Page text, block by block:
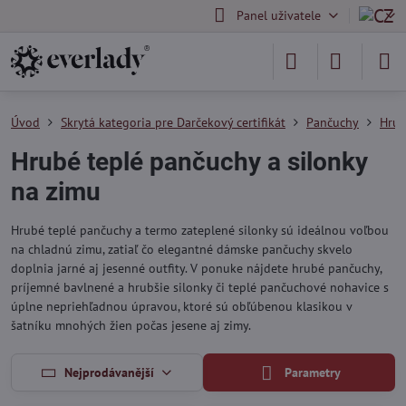
Panel uživatele
Úvod Skrytá kategoria pre Darčekový certifikát Pančuchy
Hrubé teplé pančuchy a silonky
na zimu
Hrubé teplé pančuchy a termo zateplené silonky sú ideálnou voľbou
na chladnú zimu, zatiaľ čo elegantné dámske pančuchy skvelo
doplnia jarné aj jesenné outfity. V ponuke nájdete hrubé pančuchy,
príjemné bavlnené a hrubšie silonky či teplé pančuchové nohavice s
úplne nepriehľadnou úpravou, ktoré sú obľúbenou klasikou v
šatníku mnohých žien počas jesene aj zimy.
Nejprodávanější Parametry